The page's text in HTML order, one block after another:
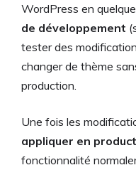
WordPress en
de développement
tester des
changer de thème
production.
Une fois les
appliquer en
fonctionnalité